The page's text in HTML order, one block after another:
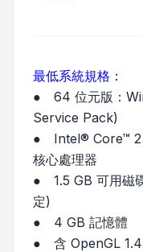
最低系統規格：
● 64 位元版：
Service Pack)
● Intel® Core™ 2
核心處理器
● 1.5 GB 可用磁
定)
● 4 GB 記憶體
● 含 OpenGL 1.4